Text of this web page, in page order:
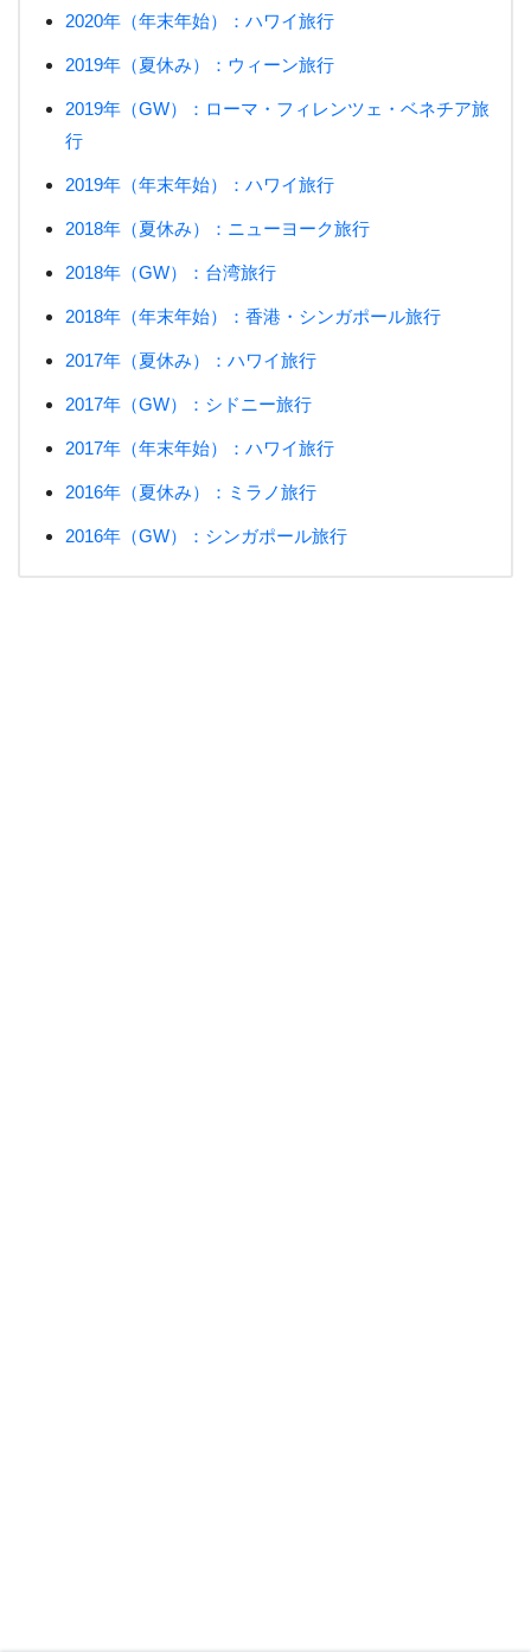
2020年（年末年始）：ハワイ旅行
2019年（夏休み）：ウィーン旅行
2019年（GW）：ローマ・フィレンツェ・ベネチア旅
行
2019年（年末年始）：ハワイ旅行
2018年（夏休み）：ニューヨーク旅行
2018年（GW）：台湾旅行
2018年（年末年始）：香港・シンガポール旅行
2017年（夏休み）：ハワイ旅行
2017年（GW）：シドニー旅行
2017年（年末年始）：ハワイ旅行
2016年（夏休み）：ミラノ旅行
2016年（GW）：シンガポール旅行